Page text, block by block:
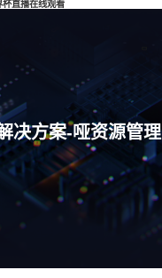
杯直播在线观看
决方案-哑资源管理